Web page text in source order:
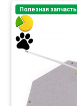
Полезная запчасть